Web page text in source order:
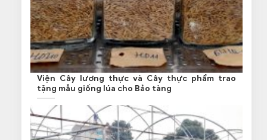
Viện Cây lương thực và Cây thực phẩm trao
tặng mẫu giống lúa cho Bảo tàng